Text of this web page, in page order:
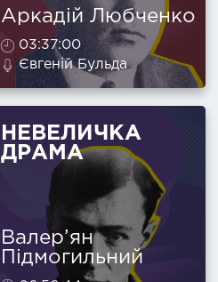
Аркадій Любченко
03:37:00
Євгеній Бульда
НЕВЕЛИЧКА
ДРАМА
Валер’ян
Підмогильний